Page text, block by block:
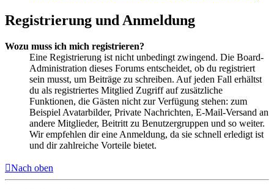
Registrierung und Anmeldung
Wozu muss ich mich registrieren?
Eine Registrierung ist nicht unbedingt zwingend. Die Board-
Administration dieses Forums entscheidet, ob du registriert
sein musst, um Beiträge zu schreiben. Auf jeden Fall erhältst
du als registriertes Mitglied Zugriff auf zusätzliche
Funktionen, die Gästen nicht zur Verfügung stehen: zum
Beispiel Avatarbilder, Private Nachrichten, E-Mail-Versand an
andere Mitglieder, Beitritt zu Benutzergruppen und so weiter.
Wir empfehlen dir eine Anmeldung, da sie schnell erledigt ist
und dir zahlreiche Vorteile bietet.
Nach oben